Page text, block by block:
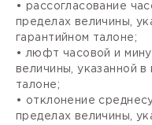
• рассогласование
пределах величины,
гарантийном талоне;
• люфт часовой и
величины, указанной в
талоне;
• отклонение
пределах величины,